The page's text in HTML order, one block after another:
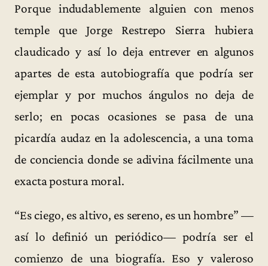
Porque indudablemente alguien con menos
temple que Jorge Restrepo Sierra hubiera
claudicado y así lo deja entrever en algunos
apartes de esta autobiografía que podría ser
ejemplar y por muchos ángulos no deja de
serlo; en pocas ocasiones se pasa de una
picardía audaz en la adolescencia, a una toma
de conciencia donde se adivina fácilmente una
exacta postura moral.
“Es ciego, es altivo, es sereno, es un hombre” —
así lo definió un periódico— podría ser el
comienzo de una biografía. Eso y valeroso